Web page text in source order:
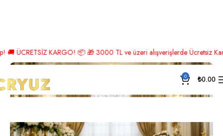
KARGO! 📦 🎁 3000 TL ve üzeri alışverişlerde Ücretsiz Kargo! 🎉
0 ₺0.00
Ana Sayfa Sofra Takımı Avangard Yemek Takımı
-26%